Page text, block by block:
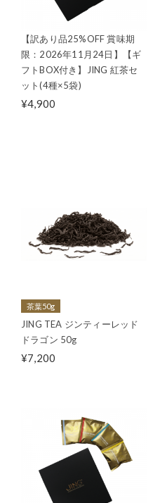
【訳あり品25%OFF 賞味期
限：2026年11月24日】【ギ
フトBOX付き】JING 紅茶セ
ット(4種×5袋)
¥4,900
茶葉50g
JING TEA ジンティーレッド
ドラゴン 50g
¥7,200